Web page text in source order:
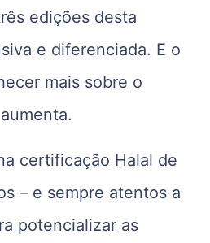
edições desta
e diferenciada. E o
mais sobre o
certificação Halal de
– e sempre atentos a
potencializar as